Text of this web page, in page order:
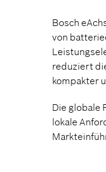
Bosch
von
reduziert
kompakter
Die globale
lokale